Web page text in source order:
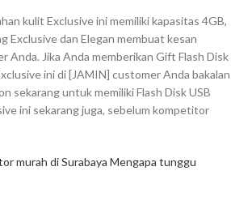
kulit Exclusive ini memiliki kapasitas 4GB,
Exclusive dan Elegan membuat kesan
Anda. Jika Anda memberikan Gift Flash Disk
ini di [JAMIN] customer Anda bakalan
sekarang untuk memiliki Flash Disk USB
ini sekarang juga, sebelum kompetitor
murah di Surabaya Mengapa tunggu